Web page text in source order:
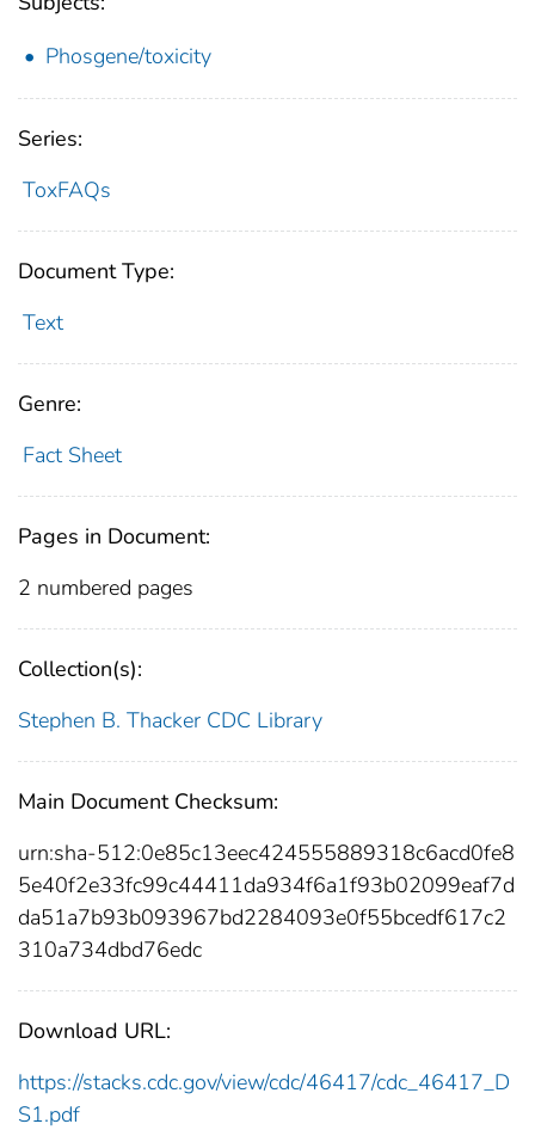
Phosgene/toxicity
Series:
ToxFAQs
Document Type:
Text
Genre:
Fact Sheet
Pages in Document:
2 numbered pages
Collection(s):
Stephen B. Thacker CDC Library
Main Document Checksum:
urn:sha-512:0e85c13eec424555889318c6acd0fe8
5e40f2e33fc99c44411da934f6a1f93b02099eaf7d
da51a7b93b093967bd2284093e0f55bcedf617c2
310a734dbd76edc
Download URL:
https://stacks.cdc.gov/view/cdc/46417/cdc_46417_D
S1.pdf